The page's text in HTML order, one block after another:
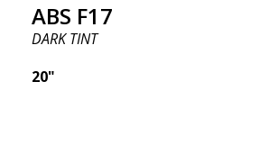
ABS F17
DARK TINT
20"